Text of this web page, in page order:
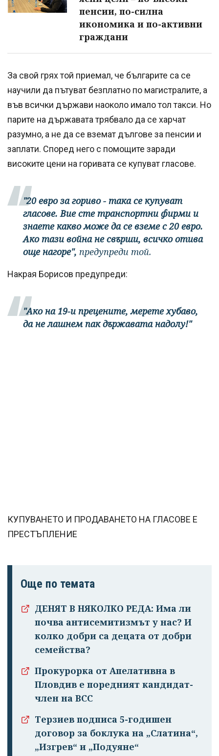
пенсии, по-силна
икономика и по-активни
граждани
За свой грях той приемал, че българите са се
научили да пътуват безплатно по магистралите, а
във всички държави наоколо имало тол такси. Но
парите на държавата трябвало да се харчат
разумно, а не да се вземат дългове за пенсии и
заплати. Според него с помощите заради
високите цени на горивата се купуват гласове.
"20 евро за гориво - така се купуват
гласове. Вие сте транспортни фирми и
знаете какво може да се вземе с 20 евро.
Ако тази война не свърши, всичко отива
още нагоре", предупреди той.
Накрая Борисов предупреди:
"Ако на 19-и прецените, мерете хубаво,
да не лашнем пак държавата надолу!"
КУПУВАНЕТО И ПРОДАВАНЕТО НА ГЛАСОВЕ Е
ПРЕСТЪПЛЕНИЕ
Още по темата
ДЕНЯТ В НЯКОЛКО РЕДА: Има ли
почва антисемитизмът у нас? И
колко добри са децата от добри
семейства?
Прокурорка от Апелативна в
Пловдив е поредният кандидат-
член на ВСС
Терзиев подписа 5-годишен
договор за боклука на „Слатина“,
„Изгрев“ и „Подуяне“